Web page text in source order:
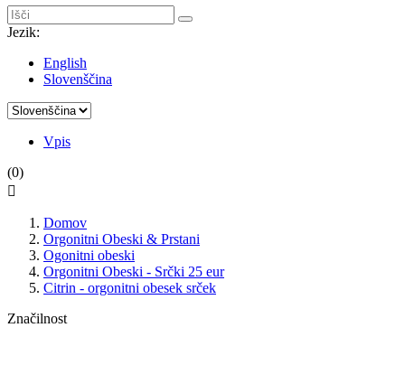
Jezik:
English
Slovenščina
Vpis
(0)

Domov
Orgonitni Obeski & Prstani
Ogonitni obeski
Orgonitni Obeski - Srčki 25 eur
Citrin - orgonitni obesek srček
Značilnost